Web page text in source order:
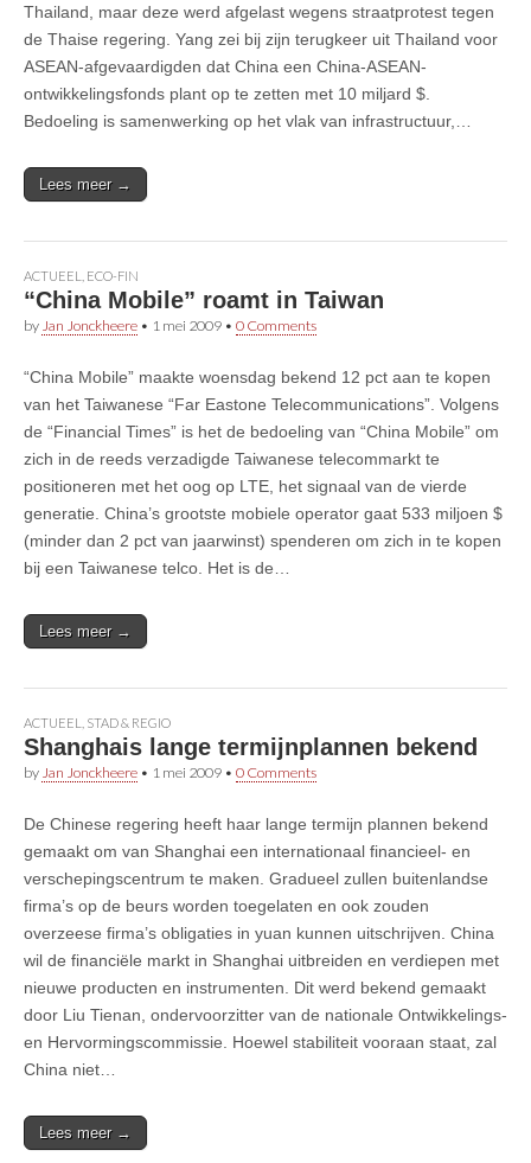
Thailand, maar deze werd afgelast wegens straatprotest tegen
de Thaise regering. Yang zei bij zijn terugkeer uit Thailand voor
ASEAN-afgevaardigden dat China een China-ASEAN-
ontwikkelingsfonds plant op te zetten met 10 miljard $.
Bedoeling is samenwerking op het vlak van infrastructuur,…
Lees meer →
ACTUEEL ECO-FIN
“China Mobile” roamt in Taiwan
by Jan Jonckheere • 1 mei 2009 • 0 Comments
“China Mobile” maakte woensdag bekend 12 pct aan te kopen
van het Taiwanese “Far Eastone Telecommunications”. Volgens
de “Financial Times” is het de bedoeling van “China Mobile” om
zich in de reeds verzadigde Taiwanese telecommarkt te
positioneren met het oog op LTE, het signaal van de vierde
generatie. China’s grootste mobiele operator gaat 533 miljoen $
(minder dan 2 pct van jaarwinst) spenderen om zich in te kopen
bij een Taiwanese telco. Het is de…
Lees meer →
ACTUEEL STAD & REGIO
Shanghais lange termijnplannen bekend
by Jan Jonckheere • 1 mei 2009 • 0 Comments
De Chinese regering heeft haar lange termijn plannen bekend
gemaakt om van Shanghai een internationaal financieel- en
verschepingscentrum te maken. Gradueel zullen buitenlandse
firma’s op de beurs worden toegelaten en ook zouden
overzeese firma’s obligaties in yuan kunnen uitschrijven. China
wil de financiële markt in Shanghai uitbreiden en verdiepen met
nieuwe producten en instrumenten. Dit werd bekend gemaakt
door Liu Tienan, ondervoorzitter van de nationale Ontwikkelings-
en Hervormingscommissie. Hoewel stabiliteit vooraan staat, zal
China niet…
Lees meer →